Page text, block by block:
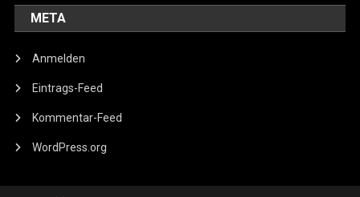
META
Anmelden
Eintrags-Feed
Kommentar-Feed
WordPress.org